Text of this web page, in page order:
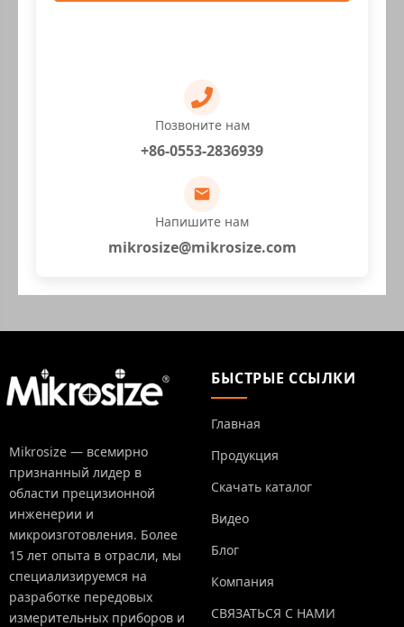
Позвоните нам
+86-0553-2836939
Напишите нам
mikrosize@mikrosize.com
Mikrosize — всемирно
признанный лидер в
области прецизионной
инженерии и
микроизготовления. Более
15 лет опыта в отрасли, мы
специализируемся на
разработке передовых
измерительных приборов и
БЫСТРЫЕ ССЫЛКИ
Главная
Продукция
Скачать каталог
Видео
Блог
Компания
СВЯЗАТЬСЯ С НАМИ